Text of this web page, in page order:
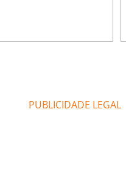
dos dois.
PUBLICIDADE LEGAL